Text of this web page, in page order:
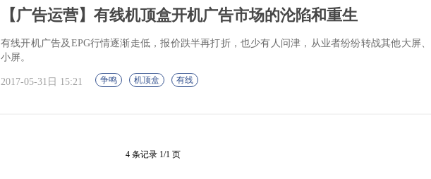
【广告运营】有线机顶盒开机广告市场的沦陷和重生
有线开机广告及EPG行情逐渐走低，报价跌半再打折，也少有人问津，从业者纷纷转战其他大屏、
小屏。
2017-05-31日 15:21 争鸣 机顶盒 有线
4 条记录 1/1 页